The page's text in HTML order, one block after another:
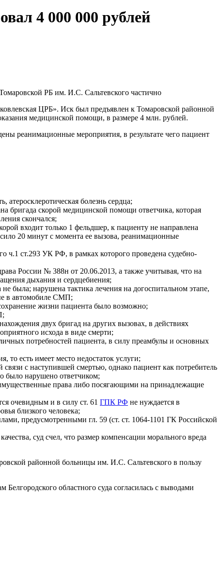
4 000 000 рублей
РБ им. И.С. Сальтевского частично
ЦРБ». Иск был предъявлен к Томаровской районной
медицинской помощи, в размере 4 млн. рублей.
реанимационные мероприятия, в результате чего пациент
атеросклеротическая болезнь сердца;
бригада скорой медицинской помощи ответчика, которая
скончался;
входит только 1 фельдшер, к пациенту не направлена
20 минут с момента ее вызова, реанимационные
ч.1 ст.293 УК РФ, в рамках которого проведена судебно-
России № 388н от 20.06.2013, а также учитывая, что на
дыхания и сердцебиения;
была; нарушена тактика лечения на догоспитальном этапе,
в автомобиле СМП;
жизни пациента было возможно;
двух бригад на других вызовах, в действиях
исхода в виде смерти;
потребностей пациента, в силу преамбулы и основных
то есть имеет место недостаток услуги;
с наступившей смертью, однако пациент как потребитель
было нарушено ответчиком;
права либо посягающими на принадлежащие
очевидным и в силу ст. 61 ГПК РФ не нуждается в
близкого человека;
предусмотренными гл. 59 (ст. ст. 1064-1101 ГК Российской
суд счел, что размер компенсации морального вреда
районной больницы им. И.С. Сальтевского в пользу
областного суда согласилась с выводами